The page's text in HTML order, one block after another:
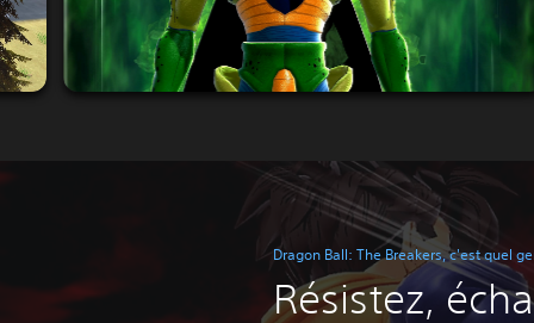
Dragon Ball: The Breakers, c'est quel
Résistez,